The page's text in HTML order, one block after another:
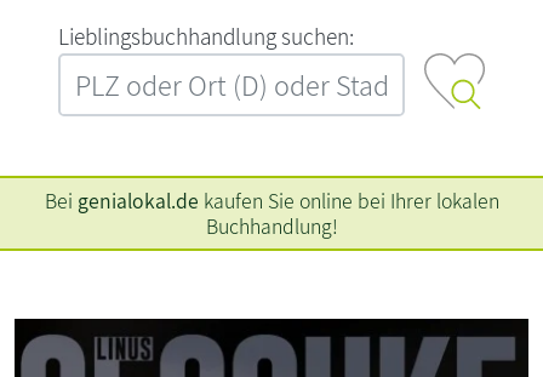
L‍i‍e‍b‍l‍i‍n‍g‍s‍b‍u‍c‍h‍h‍a‍n‍d‍l‍u‍n‍g‍ ‍s‍u‍c‍h‍e‍n‍:‍
Bei genialokal.de kaufen Sie online bei Ihrer lokalen
Buchhandlung!